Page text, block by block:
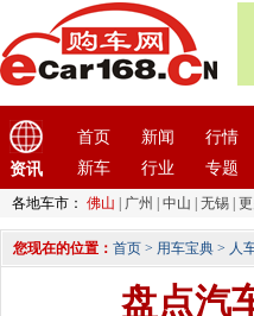
资讯
首页 新闻 行情
新车
行业 专题
各地车市： 佛山 广州 中山 无锡
您现在的位置： 首页 > 用车宝典 > 人
盘点汽